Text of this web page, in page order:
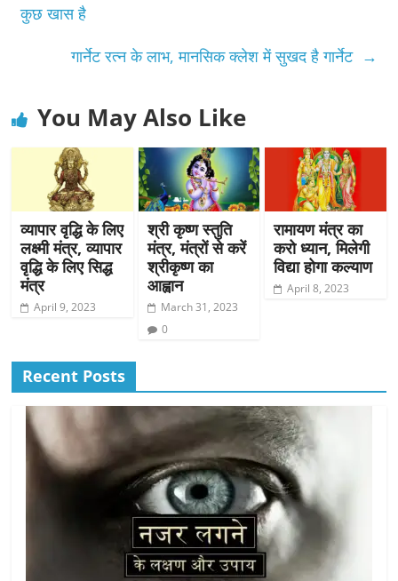
कुछ खास है
गार्नेट रत्न के लाभ, मानसिक क्लेश में सुखद है गार्नेट →
You May Also Like
व्यापार वृद्धि के लिए
लक्ष्मी मंत्र, व्यापार
वृद्धि के लिए सिद्ध
मंत्र
April 9, 2023
श्री कृष्ण स्तुति
मंत्र, मंत्रों से करें
श्रीकृष्ण का
आह्वान
March 31, 2023
0
रामायण मंत्र का
करो ध्यान, मिलेगी
विद्या होगा कल्याण
April 8, 2023
Recent Posts